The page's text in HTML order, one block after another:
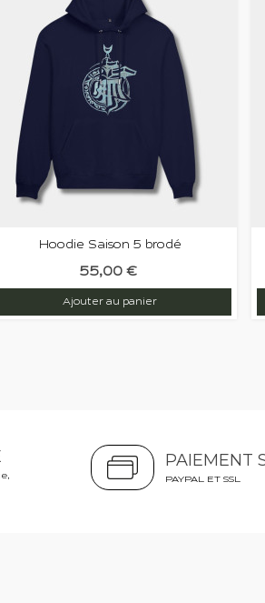
Hoodie Saison 5 brodé
55,00 €
Ajouter au panier
PAIEMENT
PAYPAL ET SSL